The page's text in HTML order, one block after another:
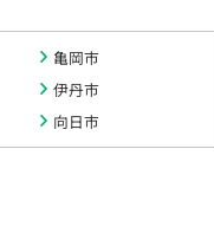
亀岡市
伊丹市
向日市